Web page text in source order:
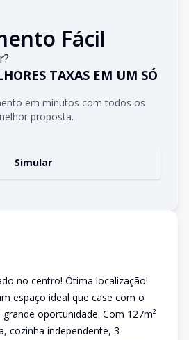
Fácil
TAXAS EM UM SÓ
em minutos com todos os
proposta.
Simular
no centro! Ótima localização!
espaço ideal que case com o
oportunidade. Com 127m²
cozinha independente, 3